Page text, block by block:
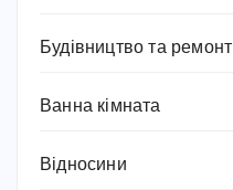
Будівництво та ремонт
Ванна кімната
Відносини